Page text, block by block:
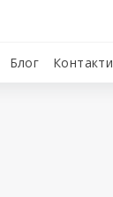
Блог Контакти